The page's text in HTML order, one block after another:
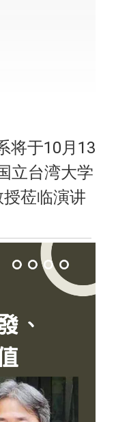
将于10月13
立台湾大学
莅临演讲